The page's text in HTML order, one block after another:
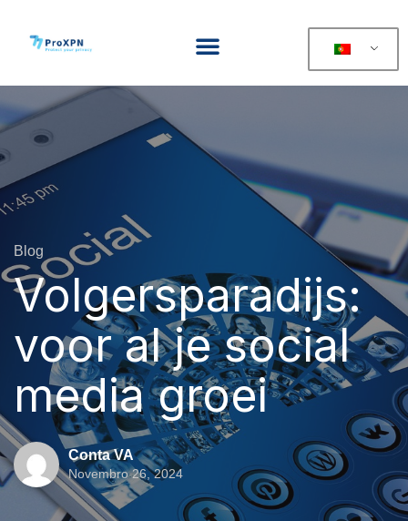
Blog
Volgersparadijs:
voor al je social
media groei
Conta VA
Novembro 26, 2024